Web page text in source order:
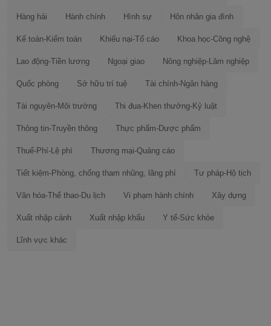
Hàng hải Hành chính Hình sự Hôn nhân gia đình
Kế toán-Kiểm toán Khiếu nại-Tố cáo Khoa học-Công nghệ
Lao động-Tiền lương Ngoại giao Nông nghiệp-Lâm nghiệp
Quốc phòng Sở hữu trí tuệ Tài chính-Ngân hàng
Tài nguyên-Môi trường Thi đua-Khen thưởng-Kỷ luật
Thông tin-Truyền thông Thực phẩm-Dược phẩm
Thuế-Phí-Lệ phí Thương mại-Quảng cáo
Tiết kiệm-Phòng, chống tham nhũng, lãng phí Tư pháp-Hộ tịch
Văn hóa-Thể thao-Du lịch Vi phạm hành chính Xây dựng
Xuất nhập cảnh Xuất nhập khẩu Y tế-Sức khỏe
Lĩnh vực khác